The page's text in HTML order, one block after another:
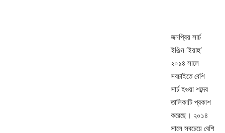
জনপ্রিয় সার্চ
ইঞ্জিন ‘ইয়াহু’
২০১৪ সালে
সবচাইতে বেশি
সার্চ হওয়া শব্দের
তালিকাটি প্রকাশ
করেছে। ২০১৪
সালে সবচেয়ে বেশি